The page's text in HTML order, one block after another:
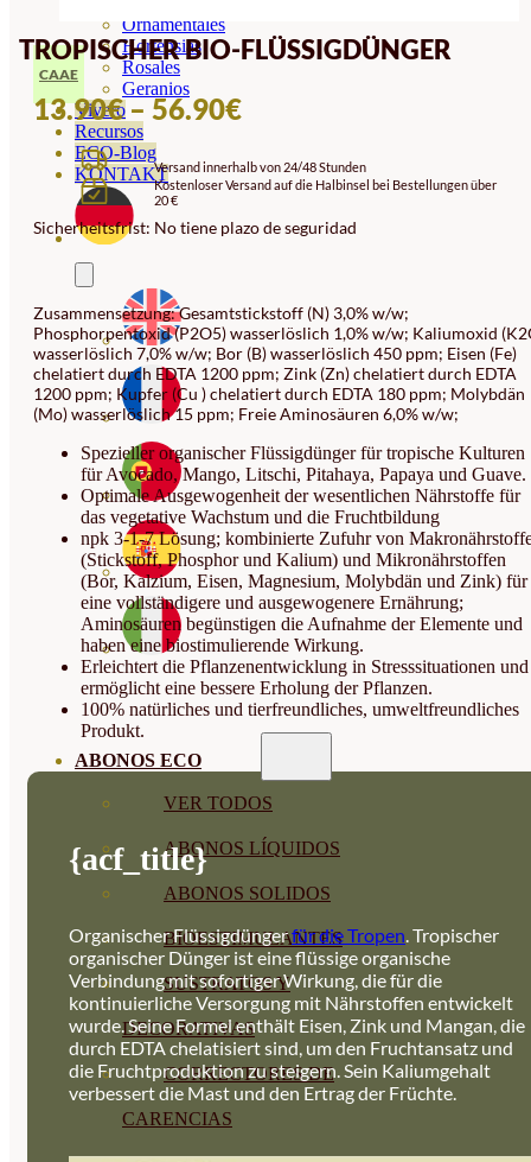
Ornamentales
Hortensias
Rosales
Geranios
Vivero
Recursos
ECO-Blog
KONTAKT
ABONOS ECO
VER TODOS
ABONOS LÍQUIDOS
ABONOS SOLIDOS
BIOESTIMULANTES
SUSTRATOS Y
DECORATIVAS
CORRECTORES DE
CARENCIAS
TROPISCHER BIO-FLÜSSIGDÜNGER
CAAE
13.90€–56.90€PREISSPANNE:
BIS
Versand innerhalb von 24/48 Stunden
Kostenloser Versand auf die Halbinsel bei Bestellungen über
20 €
Sicherheitsfrist: No tiene plazo de seguridad
Zusammensetzung: Gesamtstickstoff (N) 3,0% w/w;
Phosphorpentoxid (P2O5) wasserlöslich 1,0% w/w; Kaliumoxid
wasserlöslich 7,0% w/w; Bor (B) wasserlöslich 450 ppm; Eisen (Fe)
chelatiert durch EDTA 1200 ppm; Zink (Zn) chelatiert durch EDTA
1200 ppm; Kupfer (Cu ) chelatiert durch EDTA 180 ppm; Molybdän
(Mo) wasserlöslich 15 ppm; Freie Aminosäuren 6,0% w/w;
Spezieller organischer Flüssigdünger für tropische Kulturen
für Avocado, Mango, Litschi, Pitahaya, Papaya und Guave.
Optimale Ausgewogenheit der wesentlichen Nährstoffe für
das vegetative Wachstum und die Fruchtbildung
npk 3-1-7 Lösung; kombinierte Zufuhr von
(Stickstoff, Phosphor und Kalium) und Mikronährstoffen
(Bor, Kalzium, Eisen, Magnesium, Molybdän und Zink) für
eine vollständigere und ausgewogenere Ernährung;
Aminosäuren begünstigen die Aufnahme der Elemente und
haben eine biostimulierende Wirkung.
Erleichtert die Pflanzenentwicklung in Stresssituationen und
ermöglicht eine bessere Erholung der Pflanzen.
100% natürliches und tierfreundliches, umweltfreundliches
Produkt.
{acf_title}
Organischer Flüssigdüngerfür die Tropen. Tropischer
organischer Dünger ist eine flüssige organische
Verbindung mit sofortiger Wirkung, die für die
kontinuierliche Versorgung mit Nährstoffen entwickelt
wurde. Seine Formel enthält Eisen, Zink und Mangan, die
durch EDTA chelatisiert sind, um den Fruchtansatz und
die Fruchtproduktion zu steigern. Sein Kaliumgehalt
verbessert die Mast und den Ertrag der Früchte.